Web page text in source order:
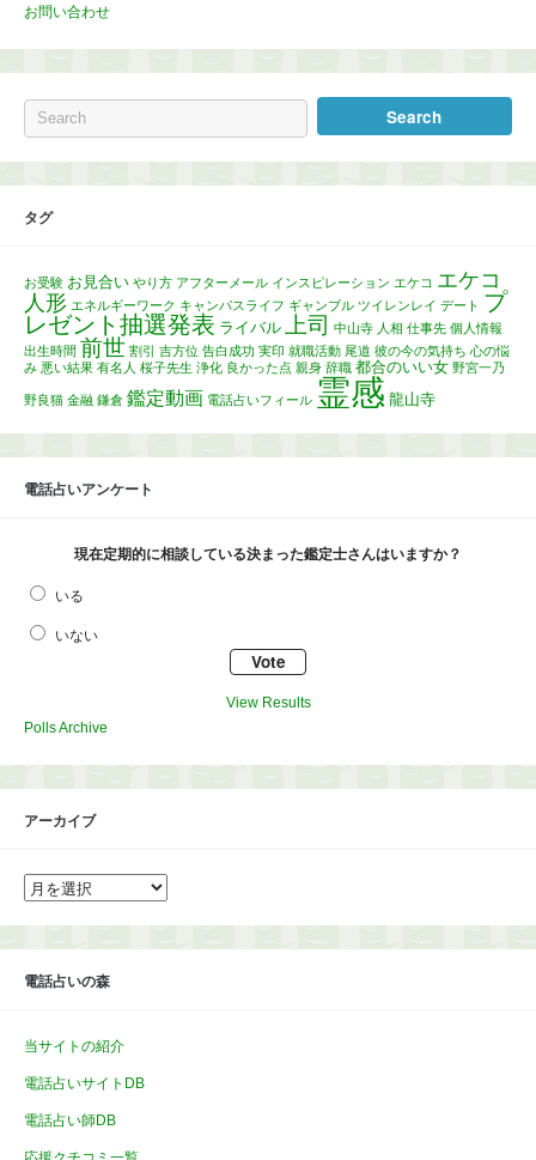
お問い合わせ
タグ
お受験 お見合い やり方 アフターメール インスピレーション エケコ エケコ
人形 エネルギーワーク キャンパスライフ ギャンブル ツイレンレイ デート プ
レゼント抽選発表 ライバル 上司 中山寺 人相 仕事先 個人情報
出生時間 前世 割引 吉方位 告白成功 実印 就職活動 尾道 彼の今の気持ち 心の悩
み 悪い結果 有名人 桜子先生 浄化 良かった点 親身 辞職 都合のいい女 野宮一乃
野良猫 金融 鎌倉 鑑定動画 電話占いフィール 霊感 龍山寺
電話占いアンケート
現在定期的に相談している決まった鑑定士さんはいますか？
いる
いない
View Results
Polls Archive
アーカイブ
ア
ー
イ
電話占いの森
当サイトの紹介
電話占いサイトDB
電話占い師DB